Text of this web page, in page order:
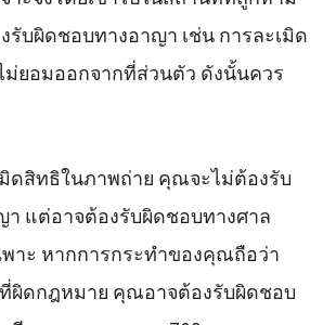
รับผิดชอบทางอาญา เช่น การละเมิด
ยอมออกจากที่ส่วนตัว ดังนั้นควร
ดสิทธิในภาพถ่าย คุณจะไม่ต้องรับ
แต่อาจต้องรับผิดชอบทางศาล
พาะ หากการกระทำของคุณถือว่า
ผิดกฎหมาย คุณอาจต้องรับผิดชอบ